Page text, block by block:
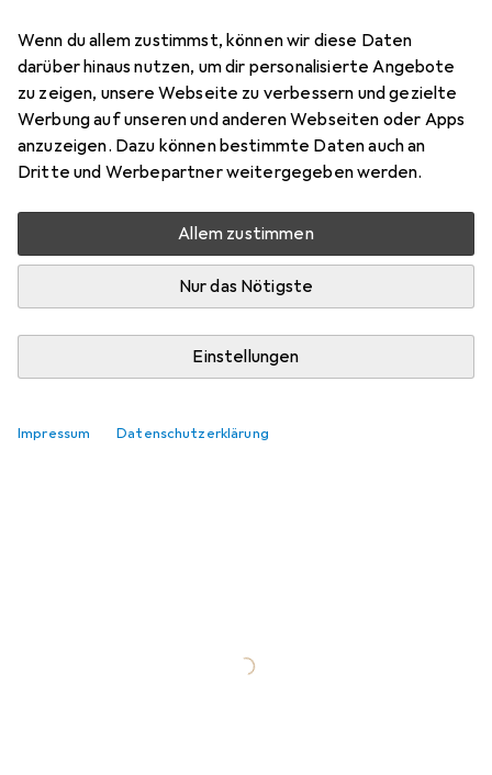
Wenn du allem zustimmst, können wir diese Daten
darüber hinaus nutzen, um dir personalisierte Angebote
zu zeigen, unsere Webseite zu verbessern und gezielte
Werbung auf unseren und anderen Webseiten oder Apps
anzuzeigen. Dazu können bestimmte Daten auch an
Dritte und Werbepartner weitergegeben werden.
Allem zustimmen
Nur das Nötigste
Einstellungen
Impressum Datenschutzerklärung